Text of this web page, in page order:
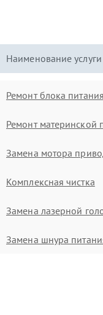
Наименование услуги
Ремонт блока питания
Ремонт материнской
Замена мотора
Комплексная чистка
Замена лазерной
Замена шнура